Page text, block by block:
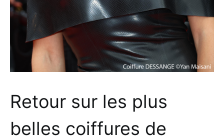
Retour sur les plus
belles coiffures de